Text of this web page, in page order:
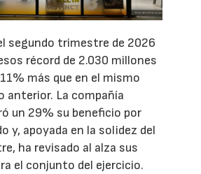
segundo trimestre de 2026
récord de 2.030 millones
más que en el mismo
anterior. La compañía
un 29% su beneficio por
y, apoyada en la solidez del
ha revisado al alza sus
el conjunto del ejercicio.